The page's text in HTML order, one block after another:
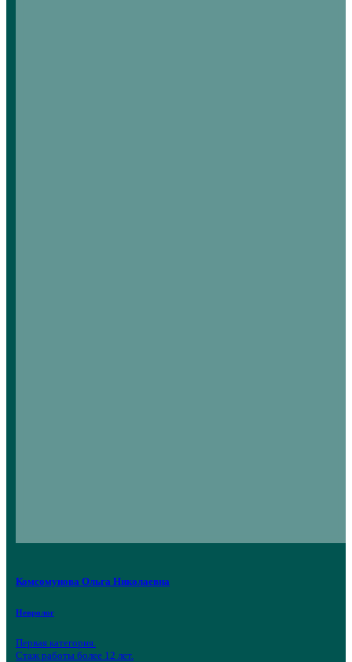
Комсомунова Ольга Николаевна
Невролог
Первая категория.
Стаж работы более 12 лет.